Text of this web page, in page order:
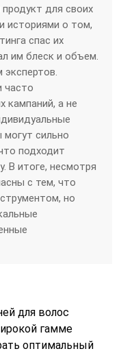
для своих
историями о том,
спас их
им блеск и объем.
экспертов.
часто
кампаний, а не
сильно
подходит
В итоге, несмотря
с тем, что
но
для волос
гамме
оптимальный